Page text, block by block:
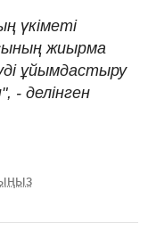
үкіметі
жиырма
ұйымдастыру
- делінген